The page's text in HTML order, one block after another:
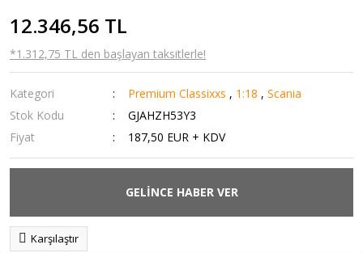
12.346,56 TL
*1.312,75 TL den başlayan taksitlerle!
Kategori Premium Classixxs , 1:18 ,Scania
Stok Kodu
GJAHZH53Y3
Fiyat
187,50 EUR + KDV
GELİNCE HABER VER
Karşılaştır